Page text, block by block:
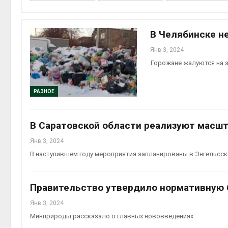
РАЗНОЕ
В Челябинске
Янв 3, 2024
Горожане жалуются на
В Саратовской области реализуют
Янв 3, 2024
В наступившем году мероприятия запланированы в
Правительство утвердило нормативную
Янв 3, 2024
Минприроды рассказало о главных нововведениях
Авг 6,